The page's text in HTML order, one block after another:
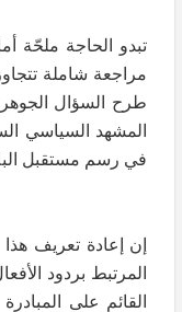
تبدو الحاجة ملحّة
مراجعة شاملة
طرح السؤال
المشهد السياسي
في رسم مستقبل
إن إعادة تعريف
المرتبط بردود
القائم على